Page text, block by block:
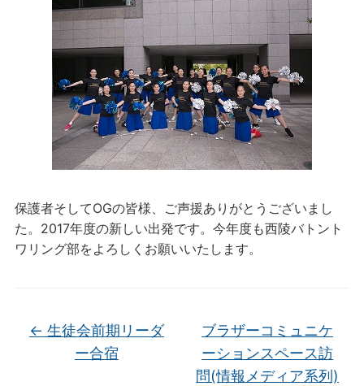
保護者そしてOGの皆様、ご声援ありがとうございまし
た。2017年度の新しい出発です。今年度も西陵バトント
ワリング部をよろしくお願いいたします。
← 生徒会前期リーダ
ー合宿
ブラザーコミュニケ
ーションスペース訪
問(情報メディア系列)